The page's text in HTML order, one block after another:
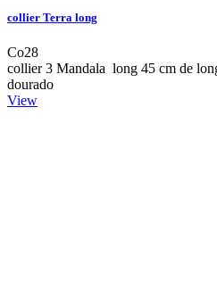
collier Terra long
Co28
collier 3 Mandala long 45 cm de
dourado
View